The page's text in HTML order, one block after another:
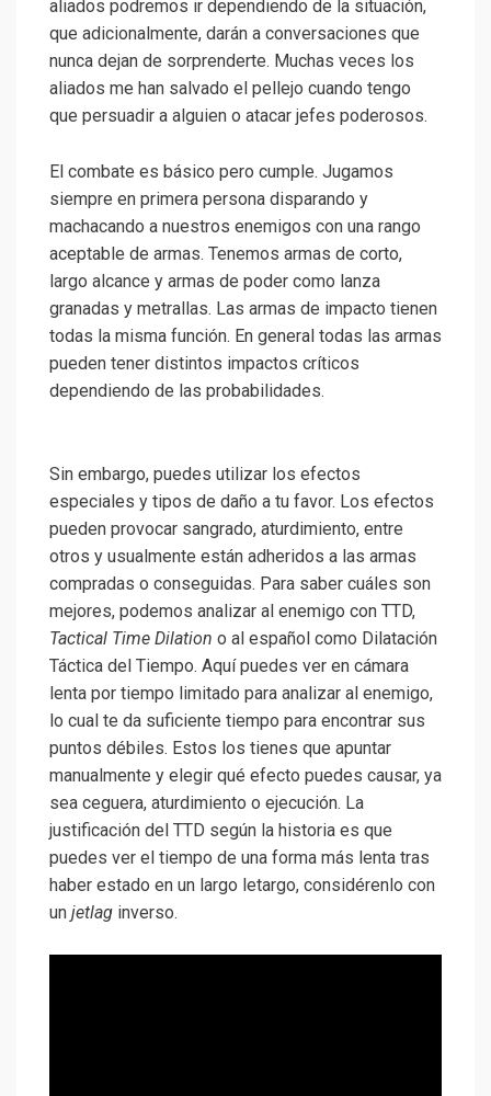
aliados podremos ir dependiendo de la situación,
que adicionalmente, darán a conversaciones que
nunca dejan de sorprenderte. Muchas veces los
aliados me han salvado el pellejo cuando tengo
que persuadir a alguien o atacar jefes poderosos.
El combate es básico pero cumple. Jugamos
siempre en primera persona disparando y
machacando a nuestros enemigos con una rango
aceptable de armas. Tenemos armas de corto,
largo alcance y armas de poder como lanza
granadas y metrallas. Las armas de impacto tienen
todas la misma función. En general todas las armas
pueden tener distintos impactos críticos
dependiendo de las probabilidades.
Sin embargo, puedes utilizar los efectos
especiales y tipos de daño a tu favor. Los efectos
pueden provocar sangrado, aturdimiento, entre
otros y usualmente están adheridos a las armas
compradas o conseguidas. Para saber cuáles son
mejores, podemos analizar al enemigo con TTD,
Tactical Time Dilation o al español como Dilatación
Táctica del Tiempo. Aquí puedes ver en cámara
lenta por tiempo limitado para analizar al enemigo,
lo cual te da suficiente tiempo para encontrar sus
puntos débiles. Estos los tienes que apuntar
manualmente y elegir qué efecto puedes causar, ya
sea ceguera, aturdimiento o ejecución. La
justificación del TTD según la historia es que
puedes ver el tiempo de una forma más lenta tras
haber estado en un largo letargo, considérenlo con
un jetlag inverso.